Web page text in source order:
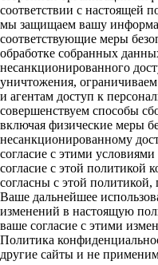
соответствии с настоящей
мы защищаем вашу
соответствующие меры
обработке собранных
несанкционированного
уничтожения,
и агентам доступ к
совершенствуем способы
включая физические меры
несанкционированному
согласие с этими
согласие с этой политикой
согласны с этой политикой,
Ваше дальнейшее
изменений в настоящую
ваше согласие с этими
Политика
другие сайты и не